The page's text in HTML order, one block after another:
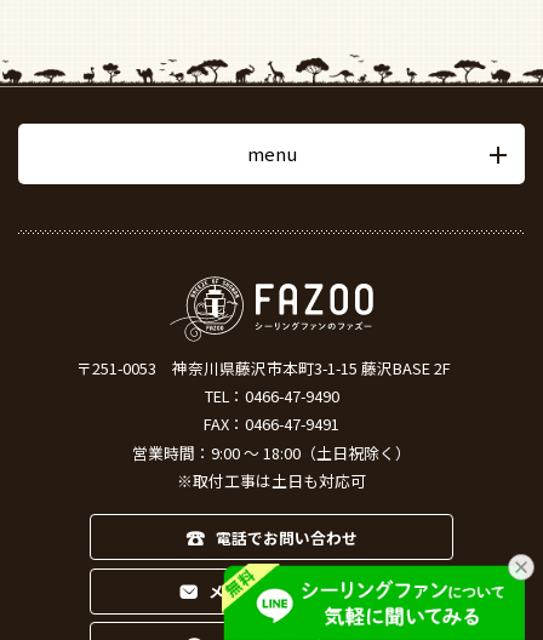
menu
〒251-0053
神奈川県藤沢市本町3-1-15 藤沢BASE 2F
TEL： 0466-47-9490
FAX：0466-47-9491
営業時間：9:00 ～ 18:00（土日祝除く）
※取付工事は土日も対応可
電話でお問い合わせ
メールでお問い合わせ